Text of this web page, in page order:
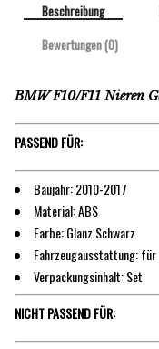
Beschreibung
Bewertungen (0)
BMW F10/F11 Nieren
PASSEND FÜR:
Baujahr: 2010-2017
Material: ABS
Farbe: Glanz Schwarz
Fahrzeugausstattung:
Verpackungsinhalt: Set
NICHT PASSEND FÜR: